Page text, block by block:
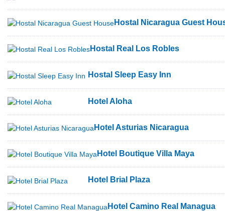
Hostal Nicaragua Guest
Hostal Real Los Robles
Hostal Sleep Easy Inn
Hotel Aloha
Hotel Asturias Nicaragua
Hotel Boutique Villa Maya
Hotel Brial Plaza
Hotel Camino Real Managua